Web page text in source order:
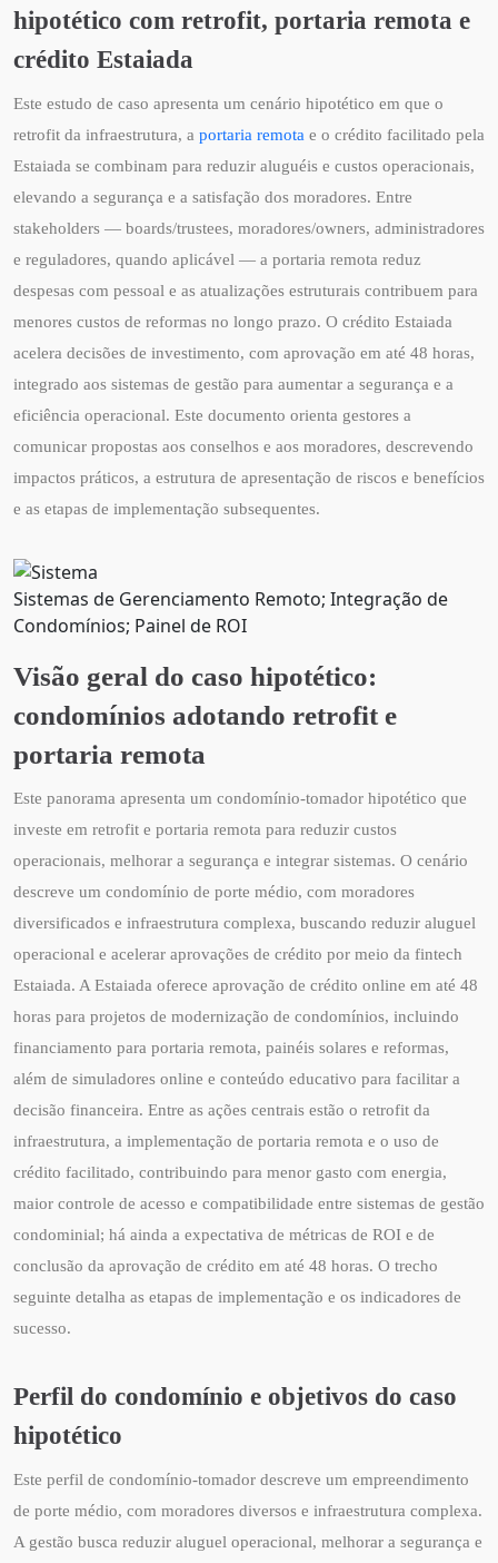
hipotético com retrofit, portaria remota e
crédito Estaiada
Este estudo de caso apresenta um cenário hipotético em que o
retrofit da infraestrutura, a portaria remota e o crédito facilitado pela
Estaiada se combinam para reduzir aluguéis e custos operacionais,
elevando a segurança e a satisfação dos moradores. Entre
stakeholders — boards/trustees, moradores/owners, administradores
e reguladores, quando aplicável — a portaria remota reduz
despesas com pessoal e as atualizações estruturais contribuem para
menores custos de reformas no longo prazo. O crédito Estaiada
acelera decisões de investimento, com aprovação em até 48 horas,
integrado aos sistemas de gestão para aumentar a segurança e a
eficiência operacional. Este documento orienta gestores a
comunicar propostas aos conselhos e aos moradores, descrevendo
impactos práticos, a estrutura de apresentação de riscos e benefícios
e as etapas de implementação subsequentes.
Sistemas de Gerenciamento Remoto; Integração de
Condomínios; Painel de ROI
Visão geral do caso hipotético:
condomínios adotando retrofit e
portaria remota
Este panorama apresenta um condomínio-tomador hipotético que
investe em retrofit e portaria remota para reduzir custos
operacionais, melhorar a segurança e integrar sistemas. O cenário
descreve um condomínio de porte médio, com moradores
diversificados e infraestrutura complexa, buscando reduzir aluguel
operacional e acelerar aprovações de crédito por meio da fintech
Estaiada. A Estaiada oferece aprovação de crédito online em até 48
horas para projetos de modernização de condomínios, incluindo
financiamento para portaria remota, painéis solares e reformas,
além de simuladores online e conteúdo educativo para facilitar a
decisão financeira. Entre as ações centrais estão o retrofit da
infraestrutura, a implementação de portaria remota e o uso de
crédito facilitado, contribuindo para menor gasto com energia,
maior controle de acesso e compatibilidade entre sistemas de gestão
condominial; há ainda a expectativa de métricas de ROI e de
conclusão da aprovação de crédito em até 48 horas. O trecho
seguinte detalha as etapas de implementação e os indicadores de
sucesso.
Perfil do condomínio e objetivos do caso
hipotético
Este perfil de condomínio-tomador descreve um empreendimento
de porte médio, com moradores diversos e infraestrutura complexa.
A gestão busca reduzir aluguel operacional, melhorar a segurança e